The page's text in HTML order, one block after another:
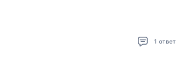
1 ответ